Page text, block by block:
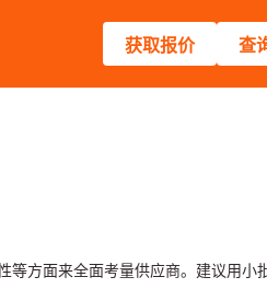
获取报价 查
方面来全面考量供应商。建议用小